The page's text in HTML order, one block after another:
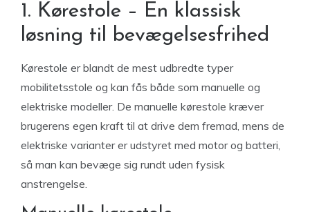
1. Kørestole – En klassisk
løsning til bevægelsesfrihed
Kørestole er blandt de mest udbredte typer
mobilitetsstole og kan fås både som manuelle og
elektriske modeller. De manuelle kørestole kræver
brugerens egen kraft til at drive dem fremad, mens de
elektriske varianter er udstyret med motor og batteri,
så man kan bevæge sig rundt uden fysisk
anstrengelse.